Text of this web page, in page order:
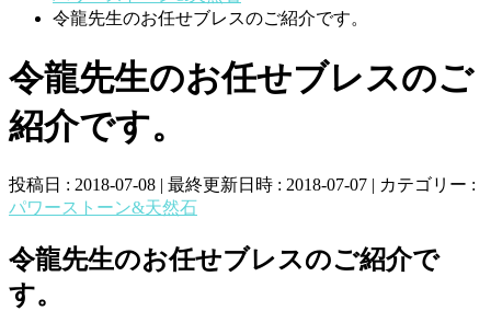
令龍先生のお任せブレスのご紹介です。
令龍先生のお任せブレスのご
紹介です。
投稿日 : 2018-07-08 最終更新日時 : 2018-07-07
カテゴリー :
パワーストーン&天然石
令龍先生のお任せブレスのご紹介で
す。